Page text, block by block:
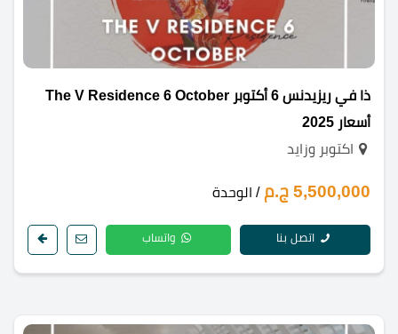
ذا في ريزيدنس 6 أكتوبر The V Residence 6 October
أسعار 2025
اكتوبر وزايد
5,500,000 ج.م / الوحدة
اتصل بنا واتساب